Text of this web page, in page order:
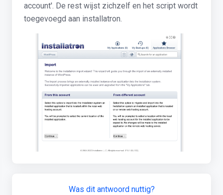
account'. De rest wijst zichzelf en het script wordt
toegevoegd aan installatron.
Was dit antwoord nuttig?